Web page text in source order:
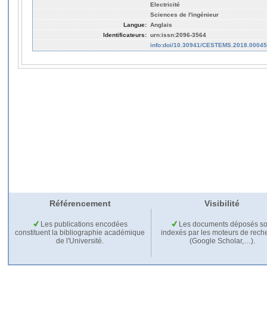
Electricité
Sciences de l'ingénieur
Langue: Anglais
Identificateurs: urn:issn:2096-3564
info:doi/10.30941/CESTEMS.2018.00045
Référencement Visibilité
Les publications encodées
constituent la bibliographie académique
de l'Université.
Les documents déposés
indexés par les moteurs de
(Google Scholar,…).